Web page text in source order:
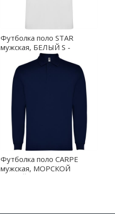
Футболка поло STAR
мужская, БЕЛЫЙ S -
PO66380101
Футболка поло CARPE
мужская, МОРСКОЙ